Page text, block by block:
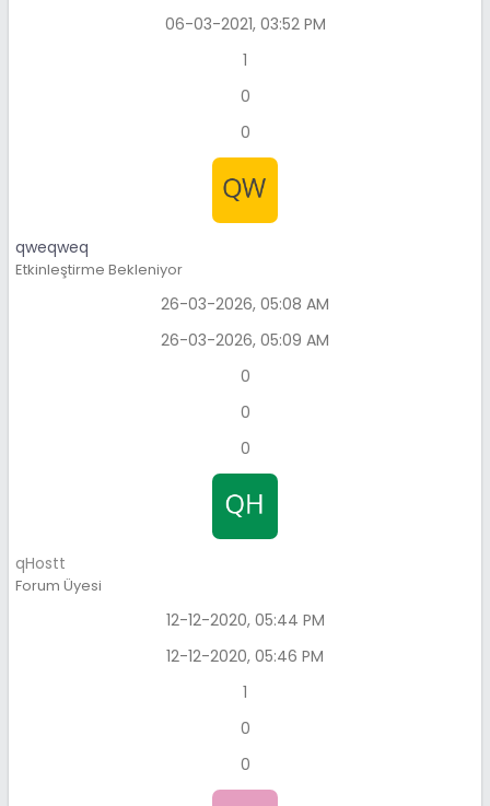
06-03-2021, 03:52 PM
1
0
0
qweqweq
Etkinleştirme Bekleniyor
26-03-2026, 05:08 AM
26-03-2026, 05:09 AM
0
0
0
qHostt
Forum Üyesi
12-12-2020, 05:44 PM
12-12-2020, 05:46 PM
1
0
0